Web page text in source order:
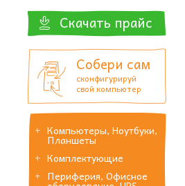
Скачать прайс
Собери сам
сконфигурируй
свой компьютер
Компьютеры, Ноутбуки,
Планшеты
Комплектующие
Периферия, Офисное